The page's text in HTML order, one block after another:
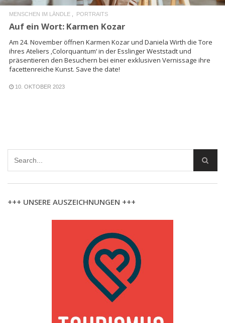
MENSCHEN IM LÄNDLE PORTRAITS
Auf ein Wort: Karmen Kozar
Am 24. November öffnen Karmen Kozar und Daniela Wirth die Tore
ihres Ateliers ‚Colorquantum‘ in der Esslinger Weststadt und
präsentieren den Besuchern bei einer exklusiven Vernissage ihre
facettenreiche Kunst. Save the date!
10. OKTOBER 2023
+++ UNSERE AUSZEICHNUNGEN +++